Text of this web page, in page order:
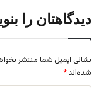
دیدگاهتان را
نشانی ایمیل شما منتشر
شده‌اند *